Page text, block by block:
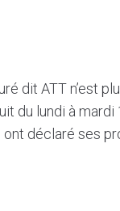
dit ATT n’est
du lundi à
déclaré ses